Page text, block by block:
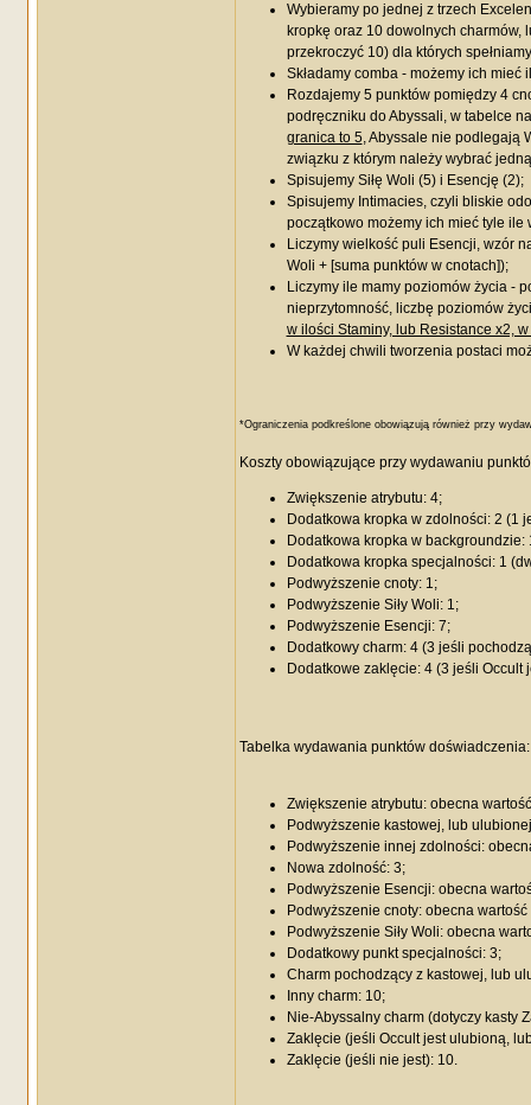
Wybieramy po jednej z trzech
kropkę oraz 10 dowolnych charmów,
przekroczyć 10) dla których
Składamy comba - możemy ich
Rozdajemy 5 punktów pomiędzy 4
podręczniku do Abyssali, w tabelce
granica to 5, Abyssale nie podlegają
związku z którym należy wybrać
Spisujemy Siłę Woli (5) i Esencję (2);
Spisujemy Intimacies, czyli bliskie
początkowo możemy ich mieć tyle ile
Liczymy wielkość puli Esencji, wzór
Woli + [suma punktów w cnotach]);
Liczymy ile mamy poziomów życia -
nieprzytomność, liczbę poziomów
w ilości Staminy, lub Resistance x2,
W każdej chwili tworzenia postaci
*Ograniczenia podkreślone obowiązują również przy
Koszty obowiązujące przy wydawaniu
Zwiększenie atrybutu: 4;
Dodatkowa kropka w zdolności: 2 (1
Dodatkowa kropka w
Dodatkowa kropka specjalności: 1
Podwyższenie cnoty: 1;
Podwyższenie Siły Woli: 1;
Podwyższenie Esencji: 7;
Dodatkowy charm: 4 (3 jeśli
Dodatkowe zaklęcie: 4 (3 jeśli
Tabelka wydawania punktów doświadczenia:
Zwiększenie atrybutu: obecna
Podwyższenie kastowej, lub
Podwyższenie innej zdolności:
Nowa zdolność: 3;
Podwyższenie Esencji: obecna
Podwyższenie cnoty: obecna wartość
Podwyższenie Siły Woli: obecna
Dodatkowy punkt specjalności: 3;
Charm pochodzący z kastowej, lub
Inny charm: 10;
Nie-Abyssalny charm (dotyczy kasty
Zaklęcie (jeśli Occult jest ulubioną,
Zaklęcie (jeśli nie jest): 10.